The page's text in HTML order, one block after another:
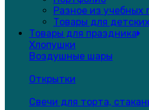
Разное из
Товары для
Товары для праздника
Хлопушки
Воздушные шары
Открытки
Свечи для торта,